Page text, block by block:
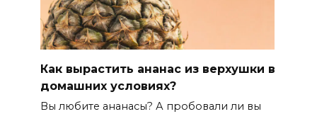
Как вырастить ананас из верхушки в
домашних условиях?
Вы любите ананасы? А пробовали ли вы